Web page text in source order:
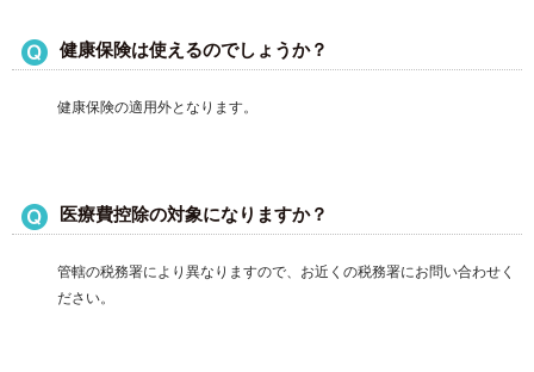
健康保険は使えるのでしょうか？
健康保険の適用外となります。
医療費控除の対象になりますか？
管轄の税務署により異なりますので、お近くの税務署にお問い合わせく
ださい。